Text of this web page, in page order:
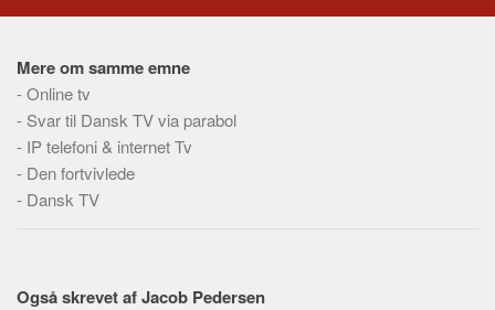
Alle
Aspekter
Køb og salg
Økonomi
Statistik
Mere om samme emne
-Online tv
- Svar til Dansk TV via parabol
- IP telefoni & internet Tv
- Den fortvivlede
- Dansk TV
Også skrevet af Jacob Pedersen